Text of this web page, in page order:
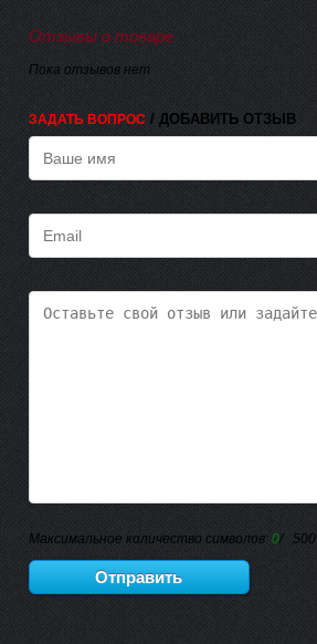
Отзывы о товаре
Пока отзывов нет
ЗАДАТЬ ВОПРОС/ ДОБАВИТЬ ОТЗЫВ
Максимальное количество символов: 0/ 500